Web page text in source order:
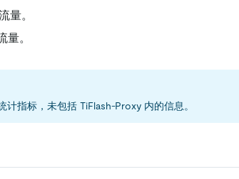
量。
。
指标，未包括 TiFlash-Proxy 内的信息。